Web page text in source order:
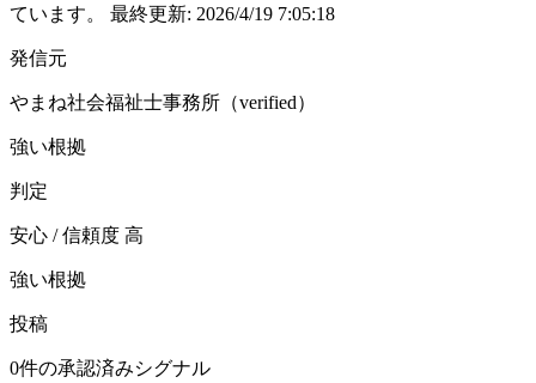
ています。 最終更新: 2026/4/19 7:05:18
発信元
やまね社会福祉士事務所（verified）
強い根拠
判定
安心 / 信頼度 高
強い根拠
投稿
0件の承認済みシグナル